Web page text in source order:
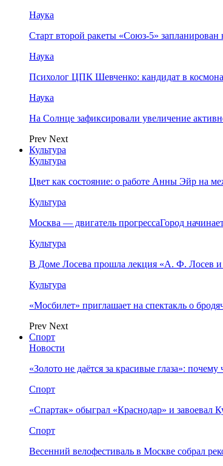
Наука
Старт второй ракеты «Союз-5»
Наука
Психолог ЦПК Шевченко: кандидат в
Наука
На Солнце зафиксировали увеличение
Prev Next
Культура
Культура
Цвет как состояние: о работе Анны Эйр на
Культура
Москва — двигатель прогрессаГород
Культура
В Доме Лосева прошла лекция «А. Ф. Лосев
Культура
«Мосбилет» приглашает на спектакль о
Prev Next
Спорт
Новости
«Золото не даётся за красивые глаза»:
Спорт
«Спартак» обыграл «Краснодар» и завоевал
Спорт
Весенний велофестиваль в Москве собрал